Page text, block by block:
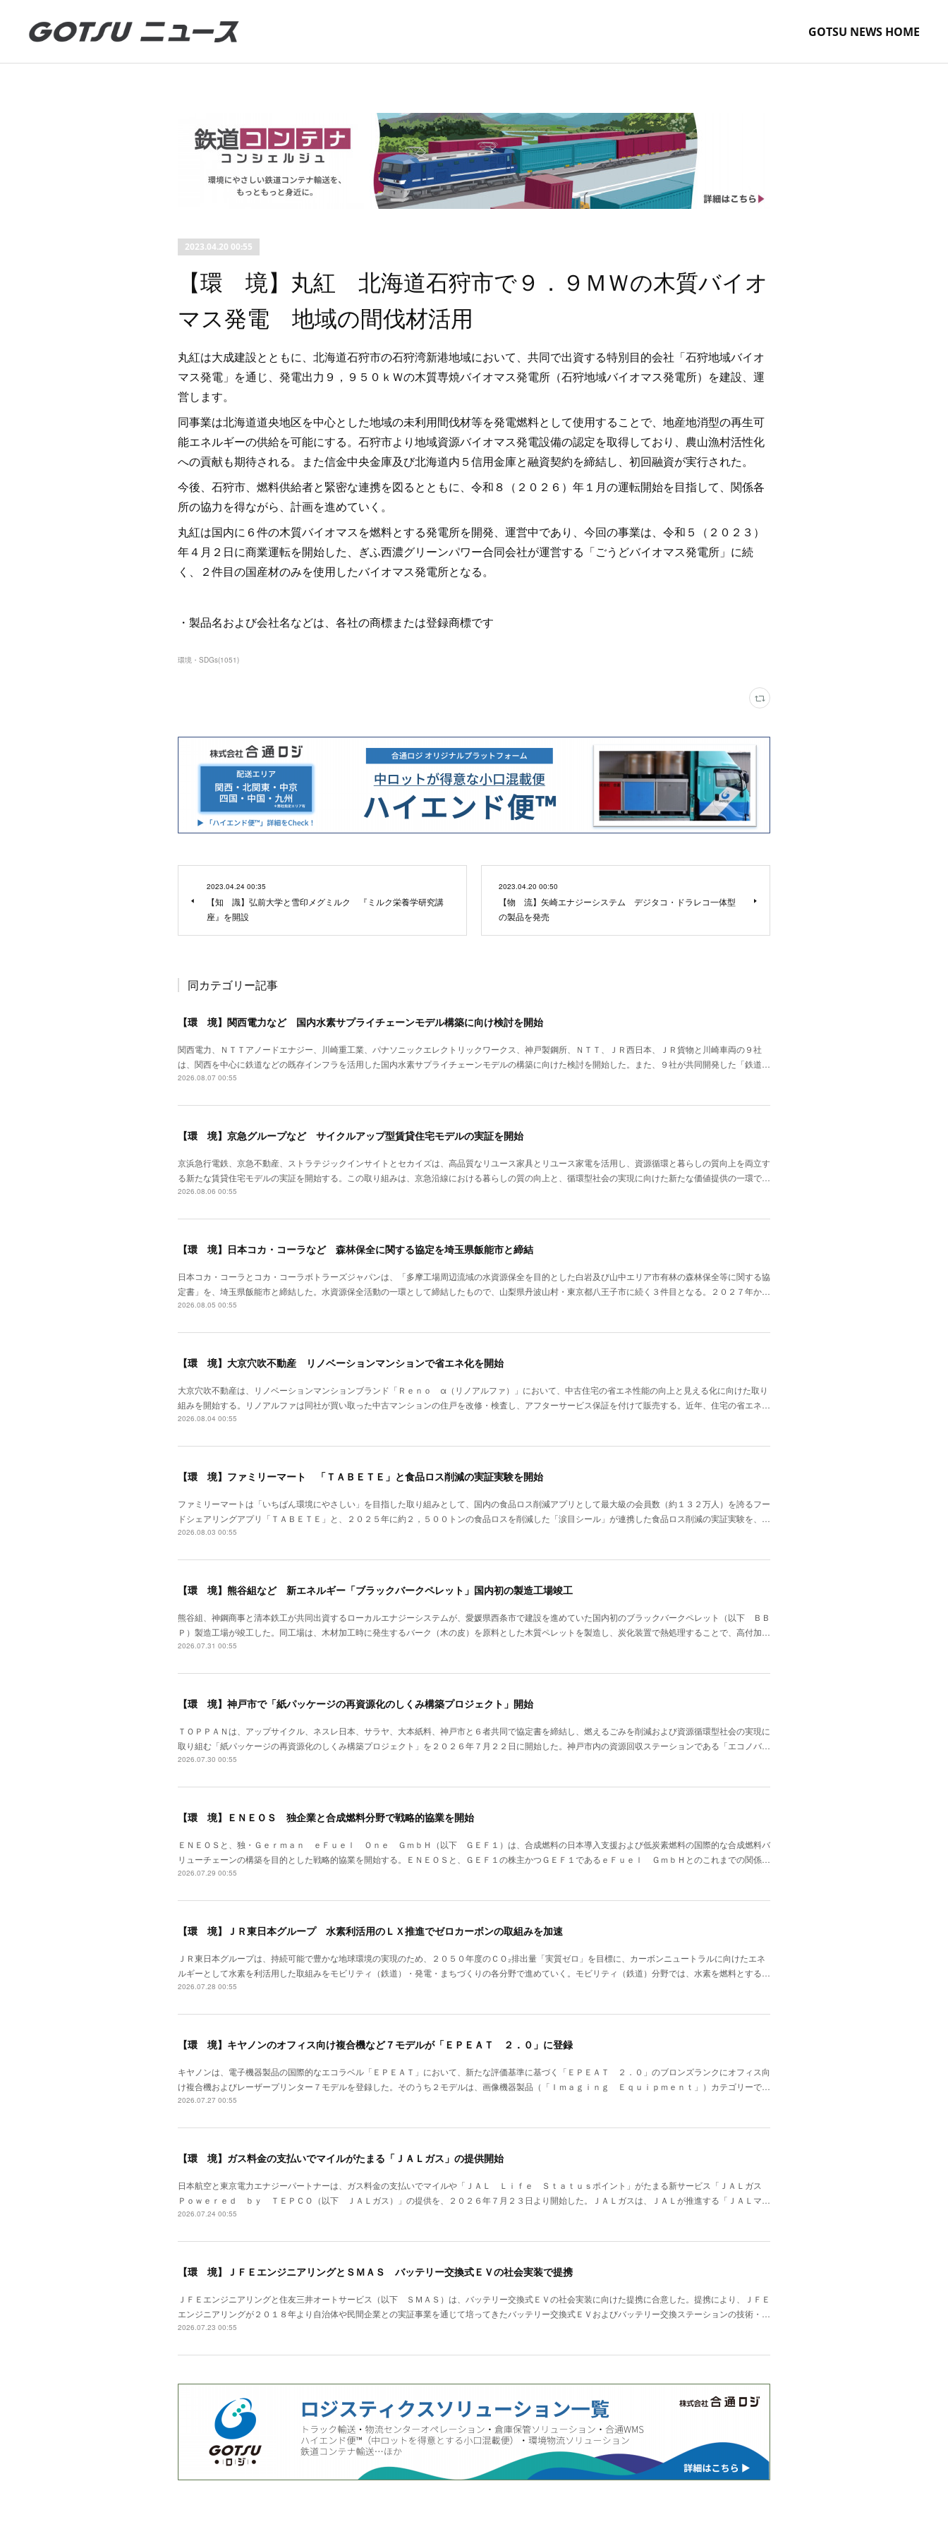
GOTSU NEWS HOME
2023.04.20 00:55
【環 境】丸紅 北海道石狩市で９．９ＭＷの木質バイオ
マス発電 地域の間伐材活用
丸紅は大成建設とともに、北海道石狩市の石狩湾新港地域において、共同で出資する特別目的会社「石狩地域バイオ
マス発電」を通じ、発電出力９，９５０ｋＷの木質専焼バイオマス発電所（石狩地域バイオマス発電所）を建設、運
営します。
同事業は北海道道央地区を中心とした地域の未利用間伐材等を発電燃料として使用することで、地産地消型の再生可
能エネルギーの供給を可能にする。石狩市より地域資源バイオマス発電設備の認定を取得しており、農山漁村活性化
への貢献も期待される。また信金中央金庫及び北海道内５信用金庫と融資契約を締結し、初回融資が実行された。
今後、石狩市、燃料供給者と緊密な連携を図るとともに、令和８（２０２６）年１月の運転開始を目指して、関係各
所の協力を得ながら、計画を進めていく。
丸紅は国内に６件の木質バイオマスを燃料とする発電所を開発、運営中であり、今回の事業は、令和５（２０２３）
年４月２日に商業運転を開始した、ぎふ西濃グリーンパワー合同会社が運営する「ごうどバイオマス発電所」に続
く、２件目の国産材のみを使用したバイオマス発電所となる。
・製品名および会社名などは、各社の商標または登録商標です
環境・SDGs(1051)
2023.04.24 00:35
【知 識】弘前大学と雪印メグミルク 『ミルク栄養学研究講
座』を開設
2023.04.20 00:50
【物 流】矢崎エナジーシステム デジタコ・ドラレコ一体型
の製品を発売
同カテゴリー記事
【環 境】関西電力など 国内水素サプライチェーンモデル構築に向け検討を開始
関西電力、ＮＴＴアノードエナジー、川崎重工業、パナソニックエレクトリックワークス、神戸製鋼所、ＮＴＴ、ＪＲ西日本、ＪＲ貨物と川崎車両の９社
は、関西を中心に鉄道などの既存インフラを活用した国内水素サプライチェーンモデルの構築に向けた検討を開始した。また、９社が共同開発した「鉄道…
2026.08.07 00:55
【環 境】京急グループなど サイクルアップ型賃貸住宅モデルの実証を開始
京浜急行電鉄、京急不動産、ストラテジックインサイトとセカイズは、高品質なリユース家具とリユース家電を活用し、資源循環と暮らしの質向上を両立す
る新たな賃貸住宅モデルの実証を開始する。この取り組みは、京急沿線における暮らしの質の向上と、循環型社会の実現に向けた新たな価値提供の一環で…
2026.08.06 00:55
【環 境】日本コカ・コーラなど 森林保全に関する協定を埼玉県飯能市と締結
日本コカ・コーラとコカ・コーラボトラーズジャパンは、「多摩工場周辺流域の水資源保全を目的とした白岩及び山中エリア市有林の森林保全等に関する協
定書」を、埼玉県飯能市と締結した。水資源保全活動の一環として締結したもので、山梨県丹波山村・東京都八王子市に続く３件目となる。２０２７年か…
2026.08.05 00:55
【環 境】大京穴吹不動産 リノベーションマンションで省エネ化を開始
大京穴吹不動産は、リノベーションマンションブランド「Ｒｅｎｏ α（リノアルファ）」において、中古住宅の省エネ性能の向上と見える化に向けた取り
組みを開始する。リノアルファは同社が買い取った中古マンションの住戸を改修・検査し、アフターサービス保証を付けて販売する。近年、住宅の省エネ…
2026.08.04 00:55
【環 境】ファミリーマート 「ＴＡＢＥＴＥ」と食品ロス削減の実証実験を開始
ファミリーマートは「いちばん環境にやさしい」を目指した取り組みとして、国内の食品ロス削減アプリとして最大級の会員数（約１３２万人）を誇るフー
ドシェアリングアプリ「ＴＡＢＥＴＥ」と、２０２５年に約２，５００トンの食品ロスを削減した「涙目シール」が連携した食品ロス削減の実証実験を、…
2026.08.03 00:55
【環 境】熊谷組など 新エネルギー「ブラックバークペレット」国内初の製造工場竣工
熊谷組、神鋼商事と清本鉄工が共同出資するローカルエナジーシステムが、愛媛県西条市で建設を進めていた国内初のブラックバークペレット（以下 ＢＢ
Ｐ）製造工場が竣工した。同工場は、木材加工時に発生するバーク（木の皮）を原料とした木質ペレットを製造し、炭化装置で熱処理することで、高付加…
2026.07.31 00:55
【環 境】神戸市で「紙パッケージの再資源化のしくみ構築プロジェクト」開始
ＴＯＰＰＡＮは、アップサイクル、ネスレ日本、サラヤ、大本紙料、神戸市と６者共同で協定書を締結し、燃えるごみを削減および資源循環型社会の実現に
取り組む「紙パッケージの再資源化のしくみ構築プロジェクト」を２０２６年７月２２日に開始した。神戸市内の資源回収ステーションである「エコノバ…
2026.07.30 00:55
【環 境】ＥＮＥＯＳ 独企業と合成燃料分野で戦略的協業を開始
ＥＮＥＯＳと、独・Ｇｅｒｍａｎ ｅＦｕｅｌ Ｏｎｅ ＧｍｂＨ（以下 ＧＥＦ１）は、合成燃料の日本導入支援および低炭素燃料の国際的な合成燃料バ
リューチェーンの構築を目的とした戦略的協業を開始する。ＥＮＥＯＳと、ＧＥＦ１の株主かつＧＥＦ１であるｅＦｕｅｌ ＧｍｂＨとのこれまでの関係…
2026.07.29 00:55
【環 境】ＪＲ東日本グループ 水素利活用のＬＸ推進でゼロカーボンの取組みを加速
ＪＲ東日本グループは、持続可能で豊かな地球環境の実現のため、２０５０年度のＣＯ₂排出量「実質ゼロ」を目標に、カーボンニュートラルに向けたエネ
ルギーとして水素を利活用した取組みをモビリティ（鉄道）・発電・まちづくりの各分野で進めていく。モビリティ（鉄道）分野では、水素を燃料とする…
2026.07.28 00:55
【環 境】キヤノンのオフィス向け複合機など７モデルが「ＥＰＥＡＴ ２．０」に登録
キヤノンは、電子機器製品の国際的なエコラベル「ＥＰＥＡＴ」において、新たな評価基準に基づく「ＥＰＥＡＴ ２．０」のブロンズランクにオフィス向
け複合機およびレーザープリンター７モデルを登録した。そのうち２モデルは、画像機器製品（「Ｉｍａｇｉｎｇ Ｅｑｕｉｐｍｅｎｔ」）カテゴリーで…
2026.07.27 00:55
【環 境】ガス料金の支払いでマイルがたまる「ＪＡＬガス」の提供開始
日本航空と東京電力エナジーパートナーは、ガス料金の支払いでマイルや「ＪＡＬ Ｌｉｆｅ Ｓｔａｔｕｓポイント」がたまる新サービス「ＪＡＬガス
Ｐｏｗｅｒｅｄ ｂｙ ＴＥＰＣＯ（以下 ＪＡＬガス）」の提供を、２０２６年７月２３日より開始した。ＪＡＬガスは、ＪＡＬが推進する「ＪＡＬマ…
2026.07.24 00:55
【環 境】ＪＦＥエンジニアリングとＳＭＡＳ バッテリー交換式ＥＶの社会実装で提携
ＪＦＥエンジニアリングと住友三井オートサービス（以下 ＳＭＡＳ）は、バッテリー交換式ＥＶの社会実装に向けた提携に合意した。提携により、ＪＦＥ
エンジニアリングが２０１８年より自治体や民間企業との実証事業を通じて培ってきたバッテリー交換式ＥＶおよびバッテリー交換ステーションの技術・…
2026.07.23 00:55